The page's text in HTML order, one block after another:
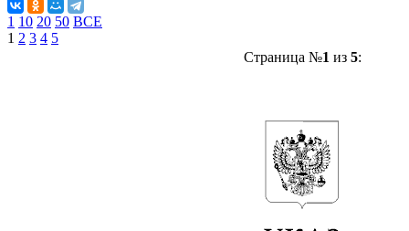
1 10 20 50 ВСЕ
1 2 3 4 5
Страница №1 из 5: